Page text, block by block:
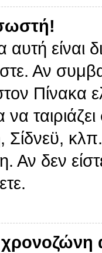
αυτή είναι
Αν
Πίνακα
Σίδνεϋ,
Αν δεν